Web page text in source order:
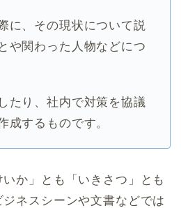
に、その現状について説
や関わった人物などにつ
たり、社内で対策を協議
成するものです。
か」とも「いきさつ」とも
ネスシーンや文書などでは